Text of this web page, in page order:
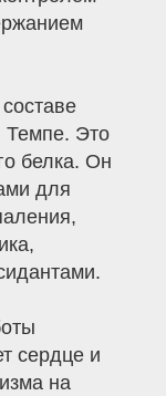
Темпе. Это
белка. Он
для
сердце и
на